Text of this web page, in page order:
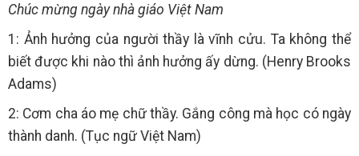
Chúc mừng ngày nhà giáo Việt Nam
1: Ảnh hưởng của người thầy là vĩnh cửu. Ta không thể
biết được khi nào thì ảnh hưởng ấy dừng. (Henry Brooks
Adams)
2: Cơm cha áo mẹ chữ thầy. Gắng công mà học có ngày
thành danh. (Tục ngữ Việt Nam)